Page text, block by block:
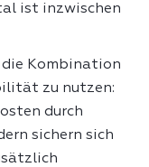
ist inzwischen
die Kombination
zu nutzen:
durch
sichern sich